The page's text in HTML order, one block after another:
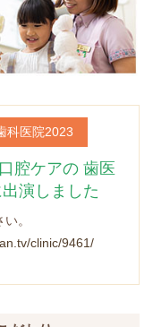
科医院2023
腔ケアの 歯医
演しました
。
clinic/9461/